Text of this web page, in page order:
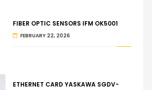
FIBER OPTIC SENSORS IFM OK5001
FEBRUARY 22, 2026
ETHERNET CARD YASKAWA SGDV-